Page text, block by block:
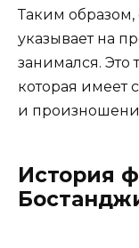
Таким
указывает на
занимался. Это
которая имеет
и
История